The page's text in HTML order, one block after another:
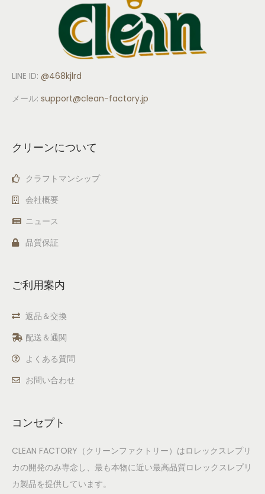
LINE ID: @468kjlrd
メール: support@clean-factory.jp
クリーンについて
クラフトマンシップ
会社概要
ニュース
品質保証
ご利用案内
返品＆交換
配送＆通関
よくある質問
お問い合わせ
コンセプト
CLEAN FACTORY（クリーンファクトリー）はロレックスレプリ
カの開発のみ専念し、最も本物に近い最高品質ロレックスレプリ
カ製品を提供しています。